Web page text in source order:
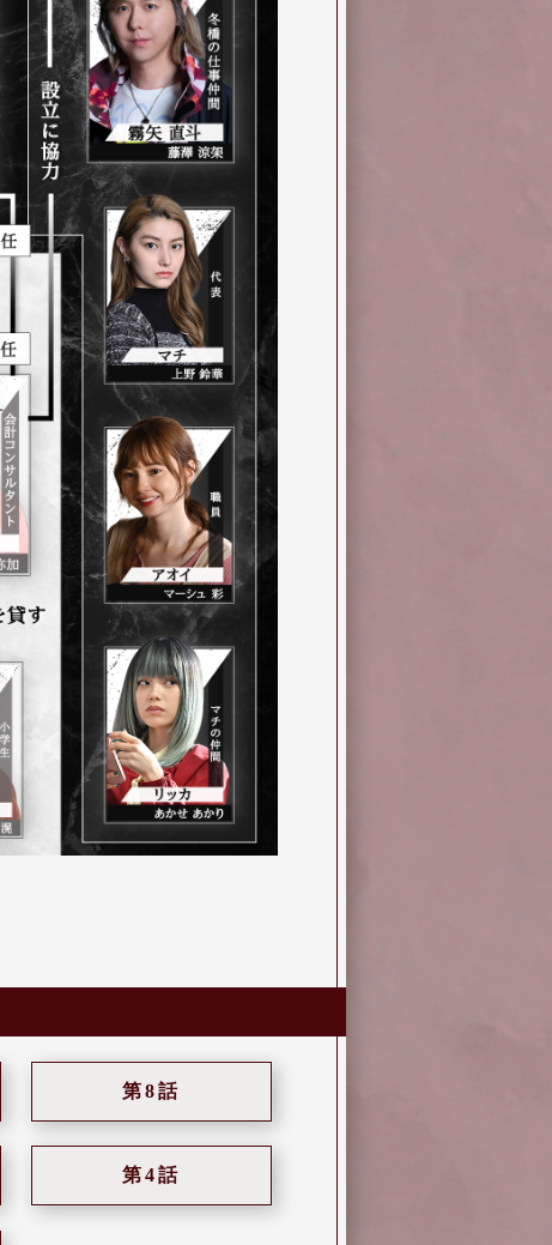
第8話
第4話